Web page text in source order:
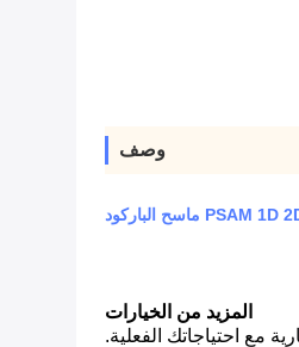
وصف
المزيد من الخيارات
مع احتياجاتك الفعلية.